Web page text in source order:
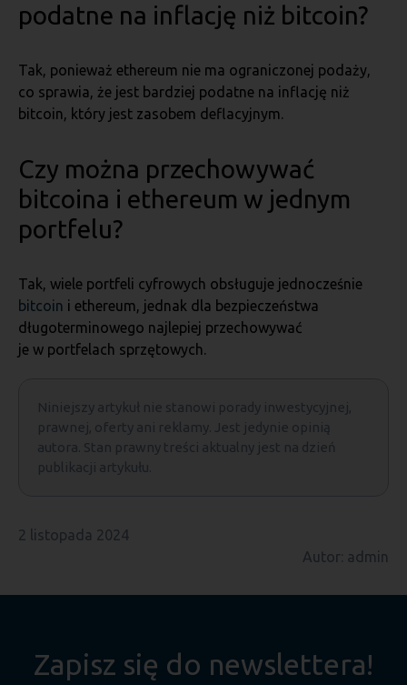
podatne na inflację niż bitcoin?
Tak, ponieważ ethereum nie ma ograniczonej podaży,
co sprawia, że jest bardziej podatne na inflację niż
bitcoin, który jest zasobem deflacyjnym.
Czy można przechowywać
bitcoina i ethereum w jednym
portfelu?
Tak, wiele portfeli cyfrowych obsługuje jednocześnie
bitcoin i ethereum, jednak dla bezpieczeństwa
długoterminowego najlepiej przechowywać
je w portfelach sprzętowych.
Niniejszy artykuł nie stanowi porady inwestycyjnej,
prawnej, oferty ani reklamy. Jest jedynie opinią
autora. Stan prawny treści aktualny jest na dzień
publikacji artykułu.
2 listopada 2024
Autor: admin
Zapisz się do newslettera!